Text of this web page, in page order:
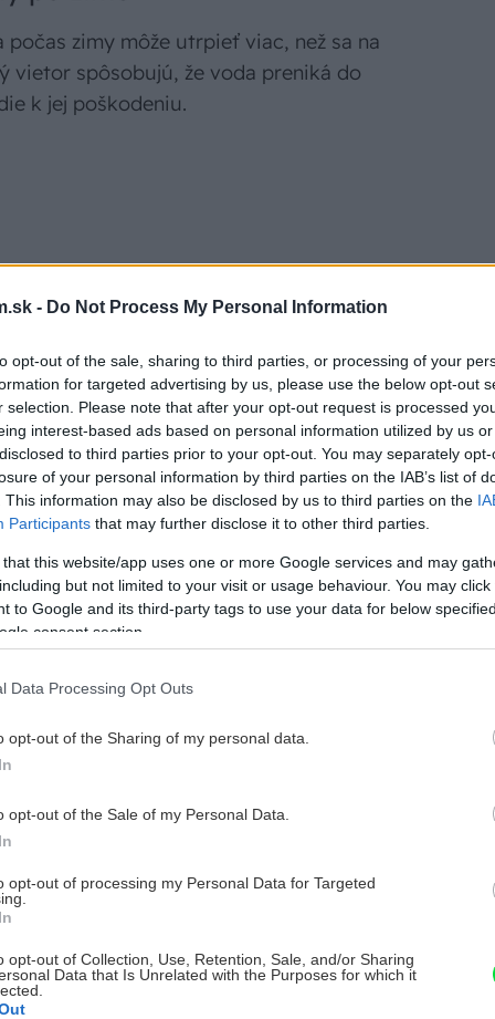
- Do Not Process My Personal Information
opt-out of the sale, sharing to third parties, or processing of your
for targeted advertising by us, please use the below opt-out
selection. Please note that after your opt-out request is processed
interest-based ads based on personal information utilized by us
to third parties prior to your opt-out. You may separately
of your personal information by third parties on the IAB’s list of
This information may also be disclosed by us to third parties on the
Participants that may further disclose it to other third parties.
that this website/app uses one or more Google services and may
but not limited to your visit or usage behaviour. You may
to Google and its third-party tags to use your data for below
consent section.
Data Processing Opt Outs
opt-out of the Sharing of my personal data.
opt-out of the Sale of my Personal Data.
opt-out of processing my Personal Data for Targeted
opt-out of Collection, Use, Retention, Sale, and/or Sharing
Data that Is Unrelated with the Purposes for which it
zimy môže utrpieť viac, než sa na
vietor spôsobujú, že voda preniká do
k jej poškodeniu.
pavučiny, zvyšky lístia a
čistiace prostriedky, ktoré
praskliny alebo iné poškodenia.
kvalitných tmelov.
nanesenie novej vrstvy omietky
náter. Silikátové alebo akrylové farby
aj UV žiarením.